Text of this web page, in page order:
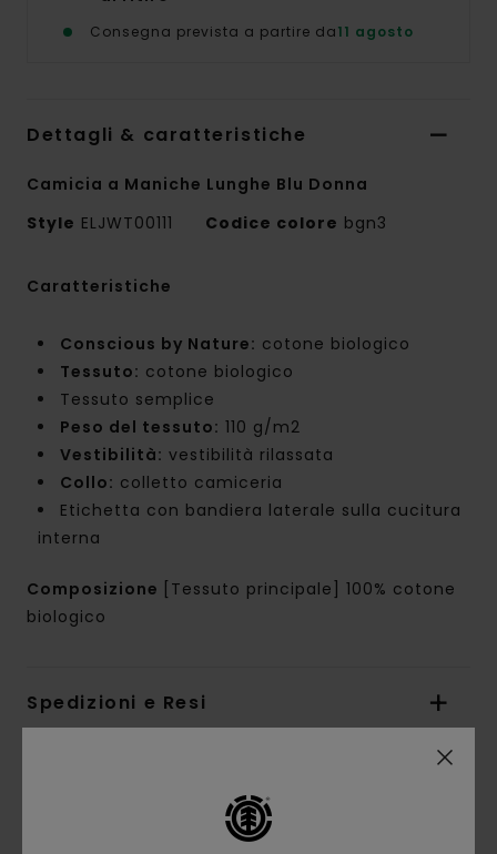
Consegna prevista a partire da11 agosto
Dettagli & caratteristiche
Camicia a Maniche Lunghe Blu Donna
Style ELJWT00111 Codice colore bgn3
Caratteristiche
Conscious by Nature: cotone biologico
Tessuto: cotone biologico
Tessuto semplice
Peso del tessuto: 110 g/m2
Vestibilità: vestibilità rilassata
Collo: colletto camiceria
Etichetta con bandiera laterale sulla cucitura
interna
Composizione
[Tessuto principale] 100% cotone
biologico
Spedizioni e Resi
Recensioni dei clienti